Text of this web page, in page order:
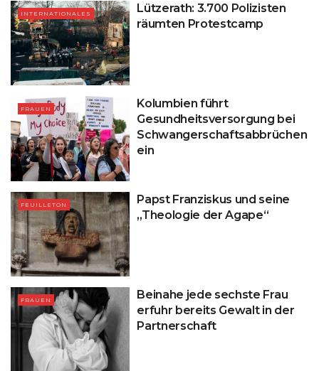
INTERNATIONALES
Lützerath: 3.700 Polizisten
räumten Protestcamp
FRAUEN
Kolumbien führt
Gesundheitsversorgung bei
Schwangerschaftsabbrüchen
ein
FEUILLETON
Papst Franziskus und seine
„Theologie der Agape“
FRAUEN
Beinahe jede sechste Frau
erfuhr bereits Gewalt in der
Partnerschaft